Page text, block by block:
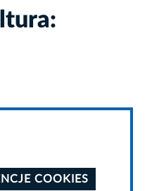
COOKIES